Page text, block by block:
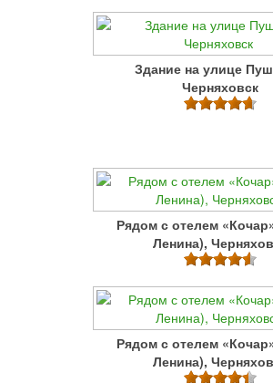
Здание на улице
Черняховск
Рядом с отелем
Ленина),
Рядом с отелем
Ленина),